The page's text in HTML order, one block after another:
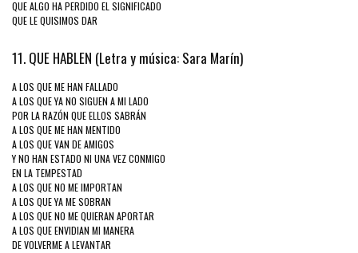
QUE ALGO HA PERDIDO EL SIGNIFICADO
QUE LE QUISIMOS DAR
11. QUE HABLEN (Letra y música: Sara Marín)
A LOS QUE ME HAN FALLADO
A LOS QUE YA NO SIGUEN A MI LADO
POR LA RAZÓN QUE ELLOS SABRÁN
A LOS QUE ME HAN MENTIDO
A LOS QUE VAN DE AMIGOS
Y NO HAN ESTADO NI UNA VEZ CONMIGO
EN LA TEMPESTAD
A LOS QUE NO ME IMPORTAN
A LOS QUE YA ME SOBRAN
A LOS QUE NO ME QUIERAN APORTAR
A LOS QUE ENVIDIAN MI MANERA
DE VOLVERME A LEVANTAR